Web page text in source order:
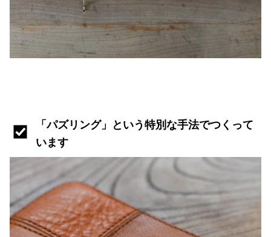
「パズリング」という特別な手法でつくって
います